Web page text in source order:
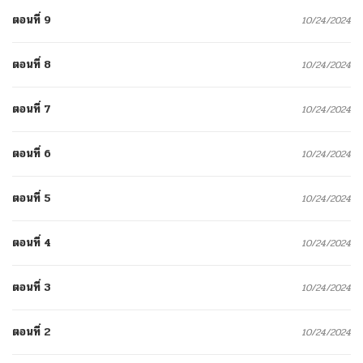
ตอนที่ 9 10/24/2024
ตอนที่ 8 10/24/2024
ตอนที่ 7 10/24/2024
ตอนที่ 6 10/24/2024
ตอนที่ 5 10/24/2024
ตอนที่ 4 10/24/2024
ตอนที่ 3 10/24/2024
ตอนที่ 2 10/24/2024